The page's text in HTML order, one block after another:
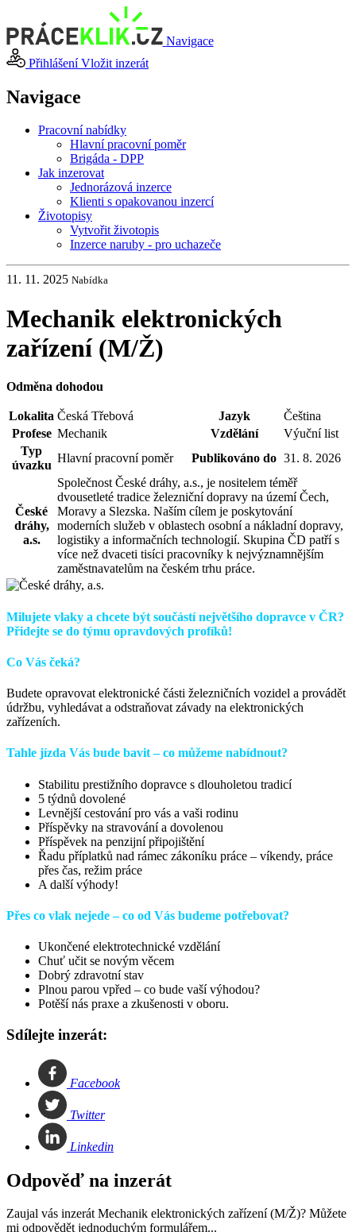
Navigace
PřihlášeníVložit inzerát
Navigace
Pracovní nabídky
Hlavní pracovní poměr
Brigáda - DPP
Jak inzerovat
Jednorázová inzerce
Klienti s opakovanou inzercí
Životopisy
Vytvořit životopis
Inzerce naruby - pro uchazeče
11. 11. 2025 Nabídka
Mechanik elektronických
zařízení (M/Ž)
Odměna dohodou
Lokalita Česká Třebová Jazyk
Čeština
Profese Mechanik Vzdělání
Výuční list
Typ
úvazku
Hlavní pracovní poměr Publikováno do 31. 8. 2026
České
dráhy,
a.s.
Společnost České dráhy, a.s., je nositelem téměř
dvousetleté tradice železniční dopravy na území Čech,
Moravy a Slezska. Naším cílem je poskytování
moderních služeb v oblastech osobní a nákladní dopravy,
logistiky a informačních technologií. Skupina ČD patří s
více než dvaceti tisíci pracovníky k nejvýznamnějším
zaměstnavatelům na českém trhu práce.
Milujete vlaky a chcete být součástí největšího dopravce v ČR?
Přidejte se do týmu opravdových profíků!
Co Vás čeká?
Budete opravovat elektronické části železničních vozidel a provádět
údržbu, vyhledávat a odstraňovat závady na elektronických
zařízeních.
Tahle jízda Vás bude bavit – co můžeme nabídnout?
Stabilitu prestižního dopravce s dlouholetou tradicí
5 týdnů dovolené
Levnější cestování pro vás a vaši rodinu
Příspěvky na stravování a dovolenou
Příspěvek na penzijní připojištění
Řadu příplatků nad rámec zákoníku práce – víkendy, práce
přes čas, režim práce
A další výhody!
Přes co vlak nejede – co od Vás budeme potřebovat?
Ukončené elektrotechnické vzdělání
Chuť učit se novým věcem
Dobrý zdravotní stav
Plnou parou vpřed – co bude vaší výhodou?
Potěší nás praxe a zkušenosti v oboru.
Sdílejte inzerát:
Facebook
Twitter
Linkedin
Odpověď na inzerát
Zaujal vás inzerát Mechanik elektronických zařízení (M/Ž)? Můžete
mi odpovědět jednoduchým formulářem...